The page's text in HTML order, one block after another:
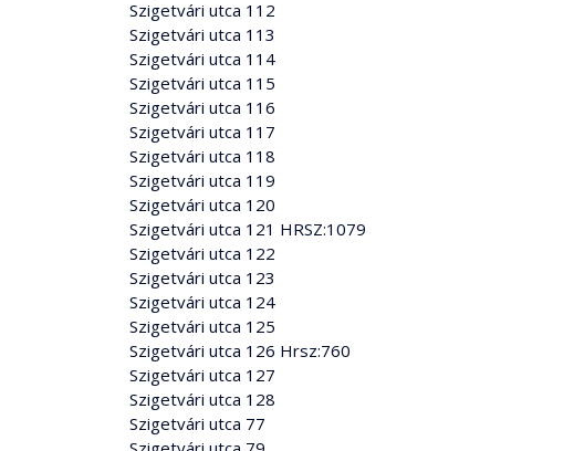
Szigetvári utca 112
Szigetvári utca 113
Szigetvári utca 114
Szigetvári utca 115
Szigetvári utca 116
Szigetvári utca 117
Szigetvári utca 118
Szigetvári utca 119
Szigetvári utca 120
Szigetvári utca 121 HRSZ:1079
Szigetvári utca 122
Szigetvári utca 123
Szigetvári utca 124
Szigetvári utca 125
Szigetvári utca 126 Hrsz:760
Szigetvári utca 127
Szigetvári utca 128
Szigetvári utca 77